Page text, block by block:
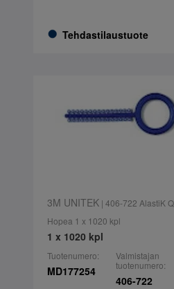
Tehdastilaustuote
3M UNITEK| 406-722 AlastiK
Hopea 1 x 1020 kpl
1 x 1020 kpl
Tuotenumero:
MD177254
Valmistajan
tuotenumero:
406-722